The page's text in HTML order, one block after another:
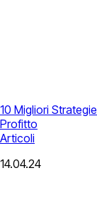
10 Migliori
Profitto
Articoli
14.04.24